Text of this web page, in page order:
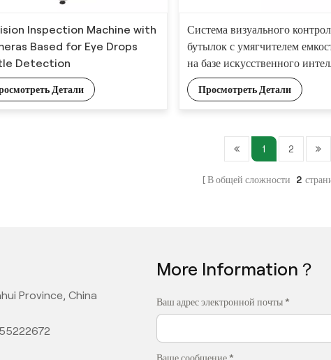
Inspection Machine with
Based for Eye Drops
Detection
Детали
Система визуального
бутылок с умягчителем
на базе искусственного
для точного анализа дефектов
Просмотреть Детали
1 2
В общей сложности 2
Province, China
More Information？
Ваш адрес электронной почты *
Ваше сообщение *